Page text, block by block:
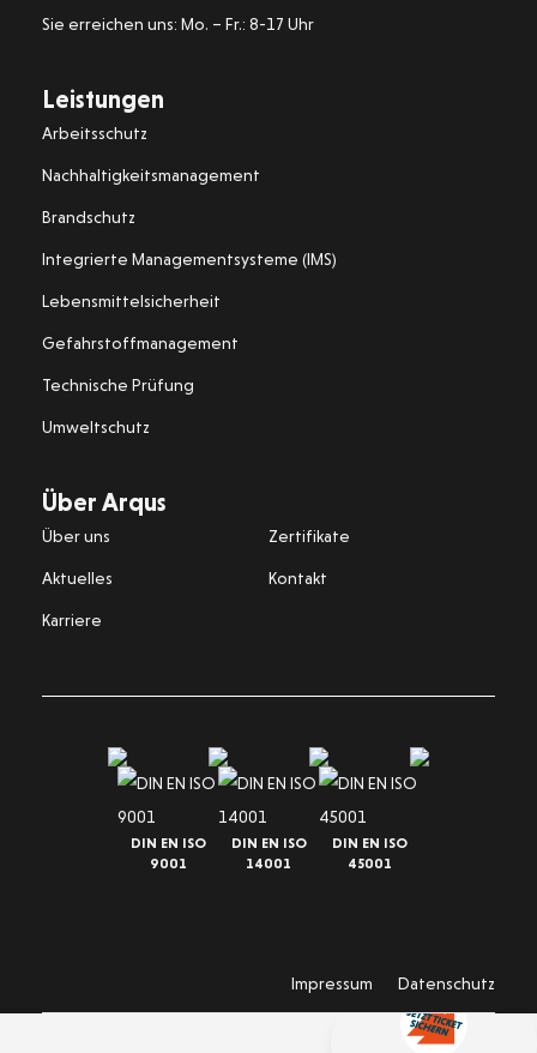
Sie erreichen uns: Mo. – Fr.: 8-17 Uhr
Leistungen
Arbeitsschutz
Nachhaltigkeitsmanagement
Brandschutz
Integrierte Managementsysteme (IMS)
Lebensmittelsicherheit
Gefahrstoffmanagement
Technische Prüfung
Umweltschutz
Über Arqus
Über uns Zertifikate
Aktuelles Kontakt
Karriere
DIN EN ISO
9001
DIN EN ISO
14001
DIN EN ISO
45001
Impressum Datenschutz